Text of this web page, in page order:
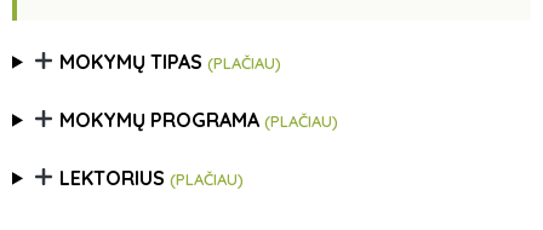
MOKYMŲ TIPAS(PLAČIAU)
MOKYMŲ PROGRAMA(PLAČIAU)
LEKTORIUS(PLAČIAU)